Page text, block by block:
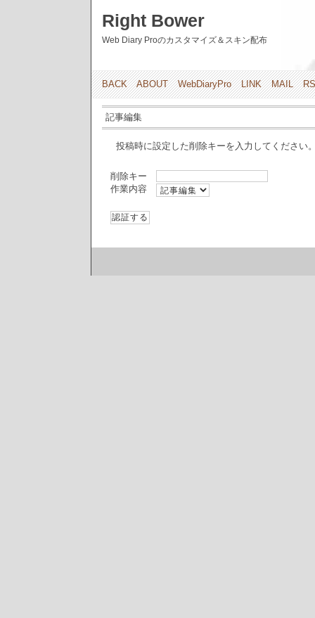
Right Bower
Web Diary Proのカスタマイズ＆スキン配布
BACK ABOUT WebDiaryPro LINK MAIL
記事編集
投稿時に設定した削除キーを入力してください
削除キー
作業内容